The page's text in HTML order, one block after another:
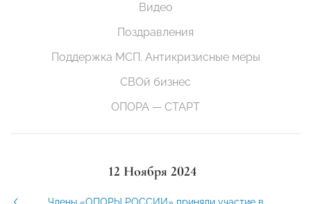
Видео
Поздравления
Поддержка МСП. Антикризисные меры
СВОй бизнес
ОПОРА — СТАРТ
12 Ноября 2024